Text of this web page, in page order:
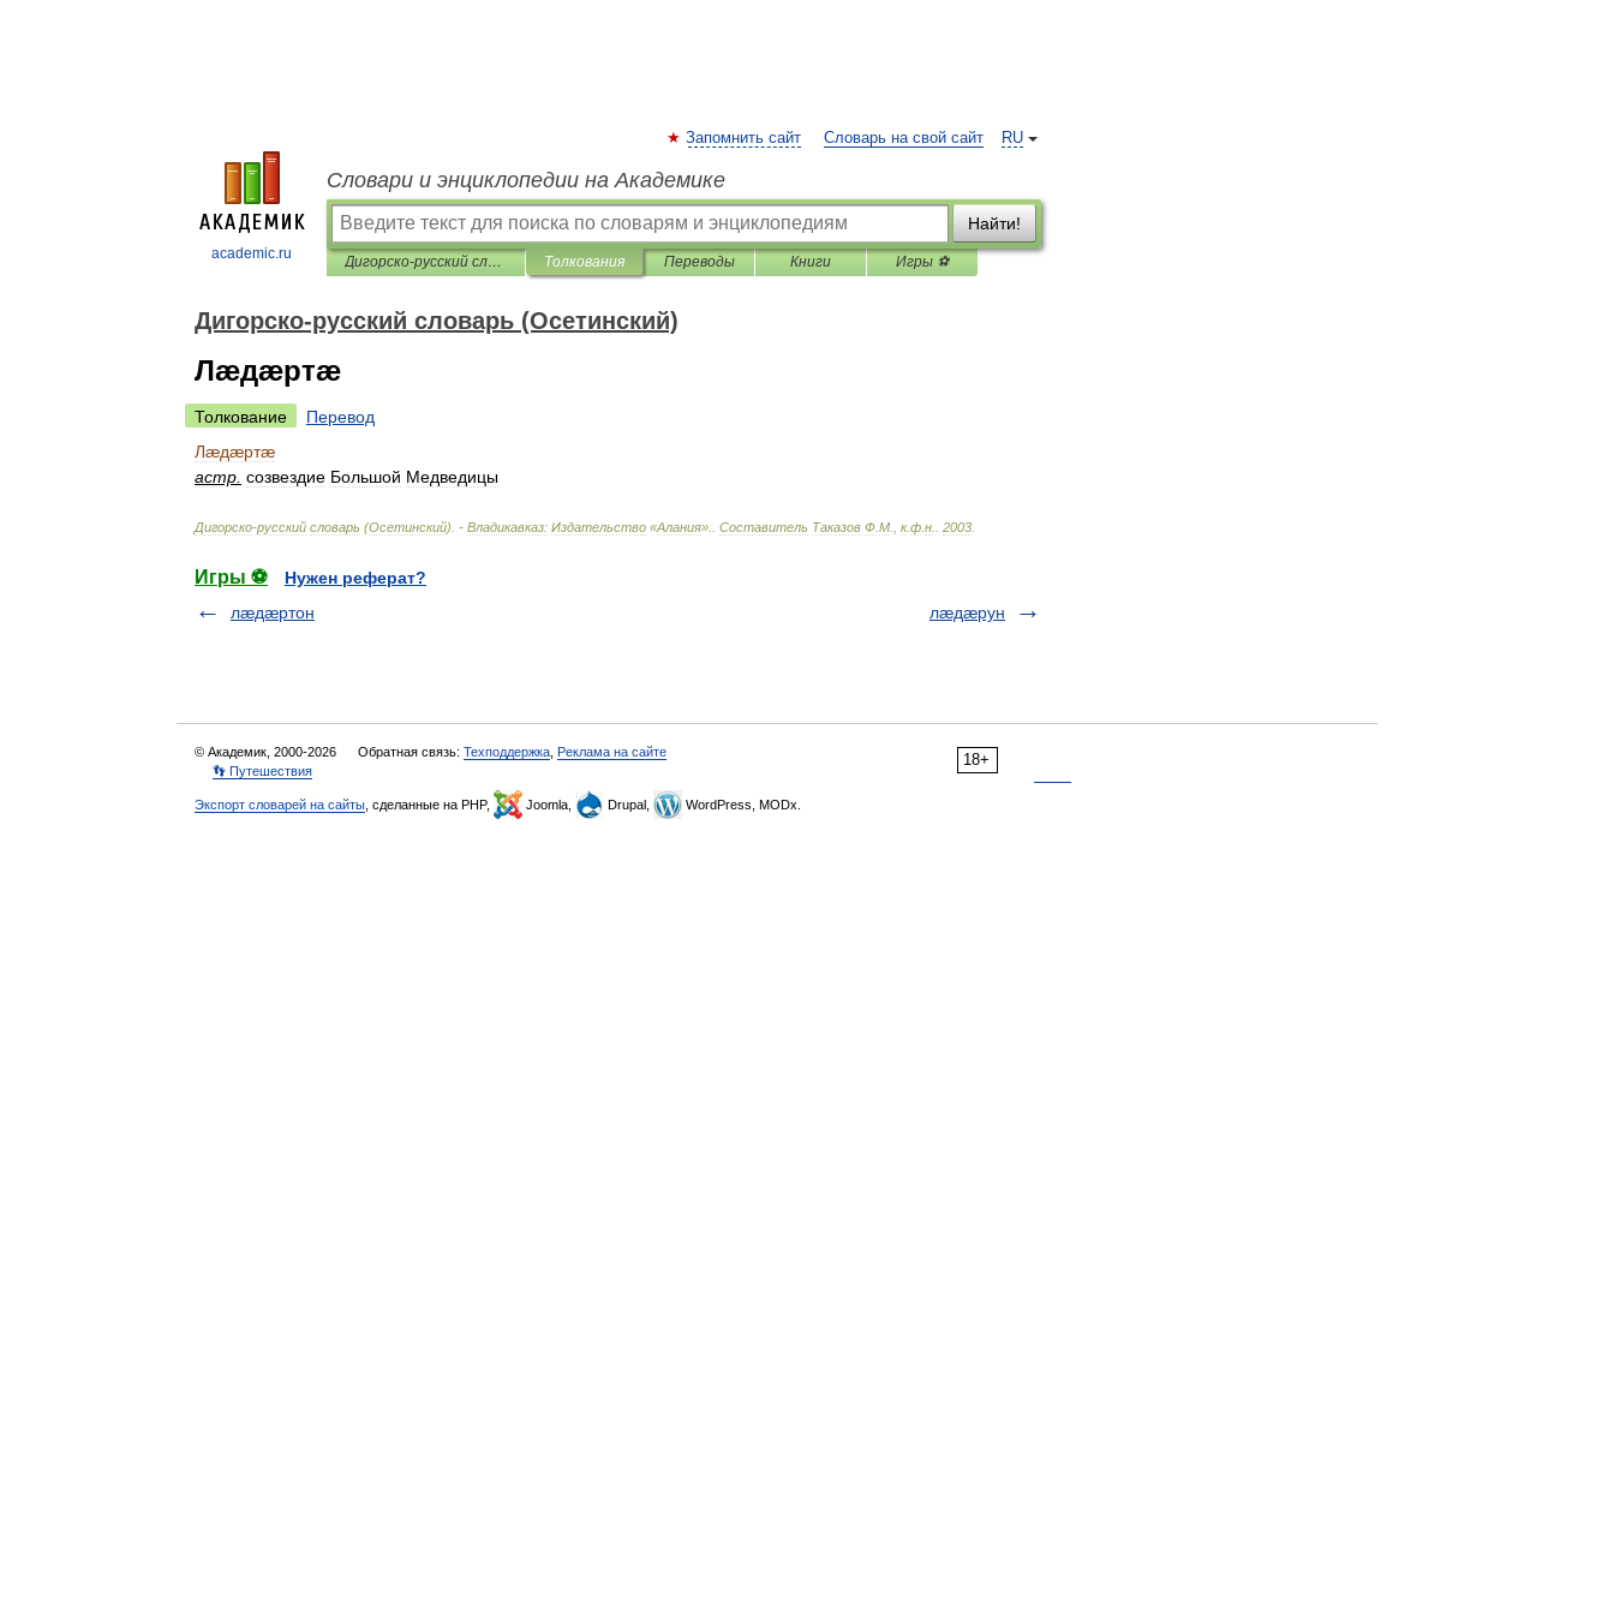
academic.ru
RU
Запомнить сайт Словарь на свой сайт
Словари и энциклопедии на Академике
Найти!
Дигорско-русский словарь (Осетинский) Толкования Переводы Книги Игры ⚽
Дигорско-русский словарь (Осетинский)
Лæдæртæ
Толкование
Перевод
Лæдæртæ
астр созвездие Большой Медведицы
Дигорско-русский словарь (Осетинский). - Владикавказ: Издательство «Алания». Составитель Таказов Ф М к.ф н 2003
Игры ⚽
Нужен реферат?
лæдæртон
лæдæрун
18+
© Академик, 2000-2026 Обратная связь: Техподдержка Реклама на сайте
👣 Путешествия
Экспорт словарей на сайты , сделанные на PHP, Joomla, Drupal, WordPress, MODx.